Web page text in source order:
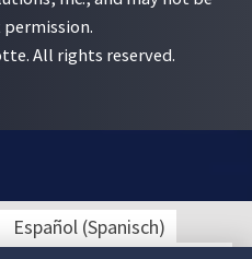
All rights reserved.
Español (Spanisch)